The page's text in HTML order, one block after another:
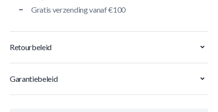
Gratis verzending vanaf €100
Retourbeleid
Garantiebeleid